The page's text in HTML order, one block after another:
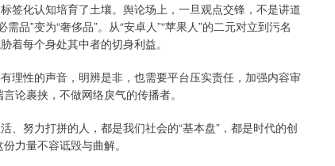
签化认知培育了土壤。舆论场上，一旦观点交锋，不是讲道
品”变为“奢侈品”。从“安卓人”“苹果人”的二元对立到污名
着每个身处其中者的切身利益。
理性的声音，明辨是非，也需要平台压实责任，加强内容审
论裹挟，不做网络戾气的传播者。
、努力打拼的人，都是我们社会的“基本盘”，都是时代的创
力量不容诋毁与曲解。